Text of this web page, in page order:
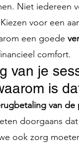
Niet iedereen
voor een
een goede
comfort.
van je
is
van de
doorgaans dat
ook zorg